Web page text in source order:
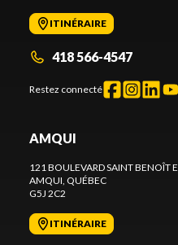
ITINÉRAIRE
418 566-4547
Restez connecté
AMQUI
121 BOULEVARD SAINT BENOÎT E
AMQUI , QUÉBEC
G5J 2C2
ITINÉRAIRE